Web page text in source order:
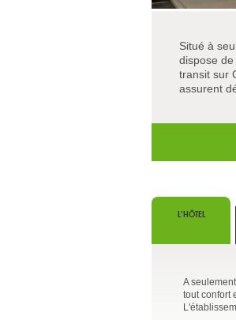
Situé à
dispose
transit sur
assurent
L’HÔTEL
A
tout confort